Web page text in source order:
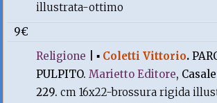
illustrata-ottimo
9€
Religione |▪ Coletti Vittorio.
PULPITO.Marietto Editore,
229.cm 16x22-brossura rigida